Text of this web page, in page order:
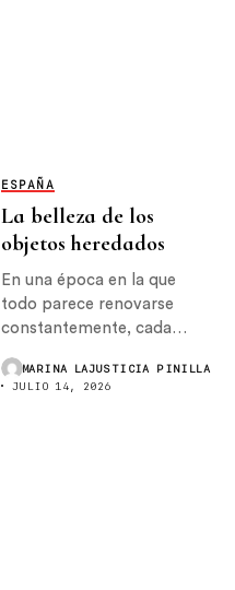
ESPAÑA
La belleza de los
objetos heredados
En una época en la que
todo parece renovarse
constantemente, cada
MARINA LAJUSTICIA PINILLA
JULIO 14, 2026